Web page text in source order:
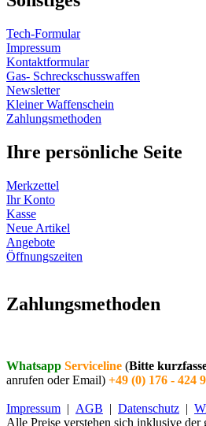
Tech-Formular
Impressum
Kontaktformular
Gas- Schreckschusswaffen
Newsletter
Kleiner Waffenschein
Zahlungsmethoden
Ihre persönliche Seite
Merkzettel
Ihr Konto
Kasse
Neue Artikel
Angebote
Öffnungszeiten
Zahlungsmethoden
Whatsapp Serviceline (Bitte
anrufen oder Email) +49 (0) 176 - 424
Impressum | AGB | Datenschutz |
Alle Preise verstehen sich inklusive der